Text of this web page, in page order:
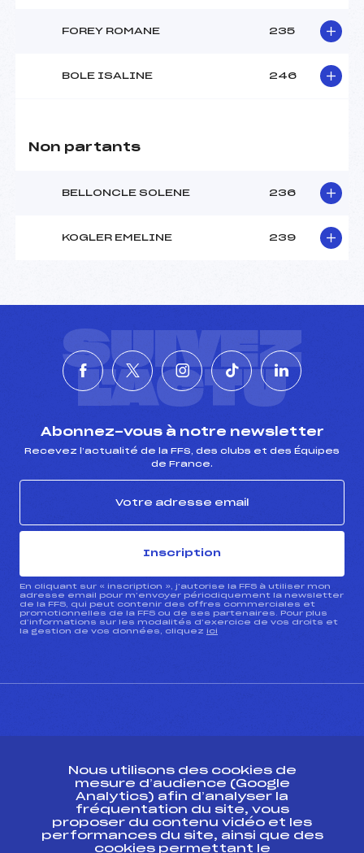
FOREY ROMANE 235
BOLE ISALINE 246
Non partants
BELLONCLE SOLENE 236
KOGLER EMELINE 239
SUIVEZ
L'ACTU
Abonnez-vous à notre newsletter
Recevez l’actualité de la FFS, des clubs et des Équipes
de France.
Inscription
En cliquant sur « inscription », j’autorise la FFS à utiliser mon
adresse email pour m’envoyer périodiquement la newsletter
de la FFS, qui peut contenir des offres commerciales et
promotionnelles de la FFS ou de ses partenaires. Pour plus
d’informations sur les modalités d’exercice de vos droits et
la gestion de vos données, cliquez ici
Ressources
Pass’Neige
Nous utilisons des cookies de
mesure d’audience (Google
Analytics) afin d’analyser la
fréquentation du site, vous
proposer du contenu vidéo et les
performances du site, ainsi que des
cookies permettant le